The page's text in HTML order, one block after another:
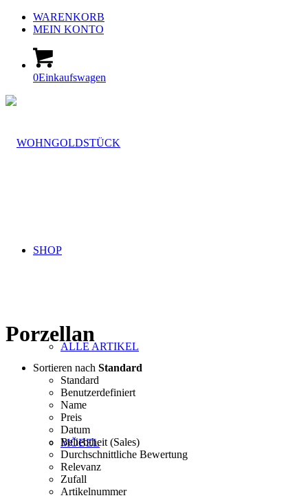
WARENKORB
MEIN KONTO
0Einkaufswagen
SHOP
ALLE ARTIKEL
MÖBEL
Porzellan
Sortieren nach Standard
Standard
Benutzerdefiniert
Name
Preis
Datum
Beliebtheit (Sales)
Durchschnittliche Bewertung
Relevanz
Zufall
Artikelnummer